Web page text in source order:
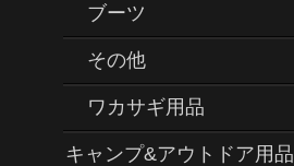
ブーツ
その他
ワカサギ用品
キャンプ&アウトドア用品